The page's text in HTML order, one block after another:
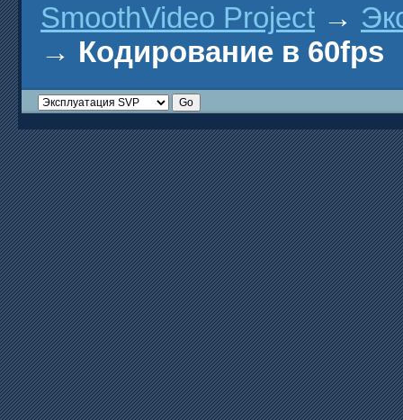
SmoothVideo Project →
→ Кодирование в 60fps